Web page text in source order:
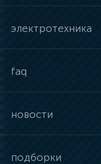
электротехника
faq
новости
подборки